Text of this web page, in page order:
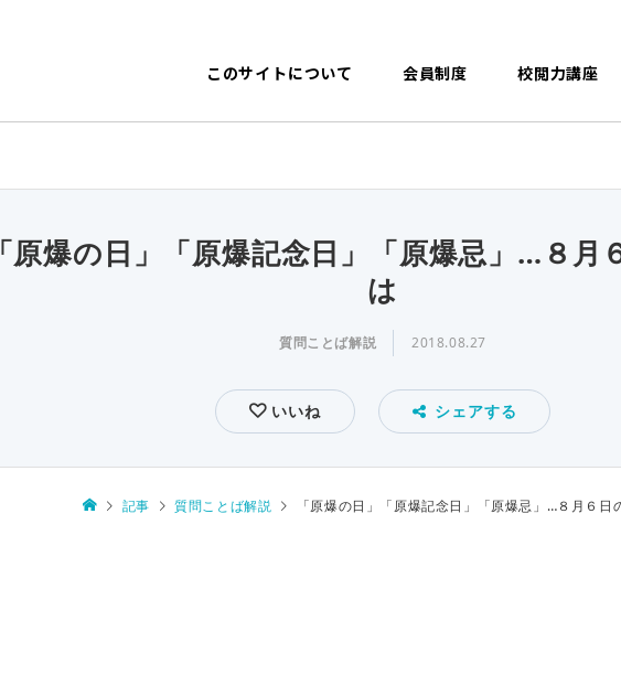
このサイトについて 会員制度 校閲力講座
「原爆の日」「原爆記念日」「原爆忌」…８月
は
質問ことば解説 2018.08.27
いいね シェアする
記事 質問ことば解説 「原爆の日」「原爆記念日」「原爆忌」…８月６日